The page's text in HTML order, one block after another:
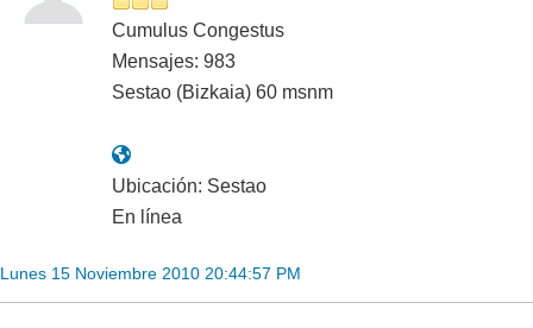
Cumulus Congestus
Mensajes: 983
Sestao (Bizkaia) 60 msnm
Ubicación: Sestao
En línea
Lunes 15 Noviembre 2010 20:44:57 PM